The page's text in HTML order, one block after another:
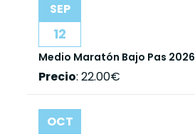
SEP
12
Medio Maratón Bajo Pas 2026
Precio: 22.00€
OCT